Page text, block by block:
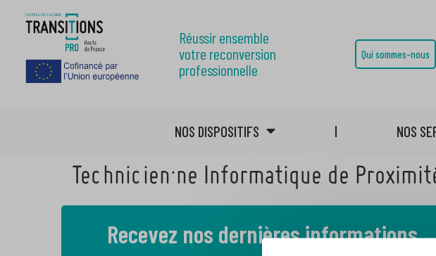
Réussir ensemble
votre reconversion
professionnelle
Qui sommes-nous
NOS DISPOSITIFS NOS
Technicien·ne Informatique de
Recevez nos dernières informations